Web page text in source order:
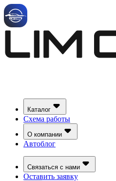
Каталог
Схема работы
О компании
Автоблог
Связаться с нами
Оставить заявку